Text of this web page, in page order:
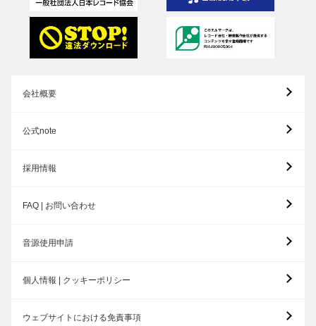
会社概要
公式note
採用情報
FAQ | お問い合わせ
音源使用申請
個人情報 | クッキーポリシー
ウェブサイトにおける免責事項